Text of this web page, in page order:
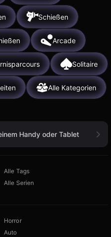
Schießen
Arcade
Solitaire
Alle Kategorien
Handy oder Tablet
Alle Tags
Alle Serien
Horror
Auto